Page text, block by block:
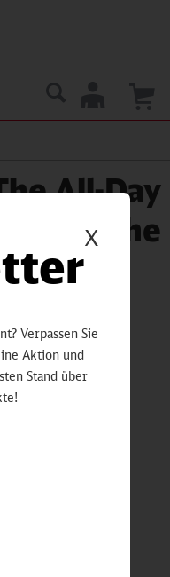
All-Day
X
Verpassen Sie
Aktion und
Stand über